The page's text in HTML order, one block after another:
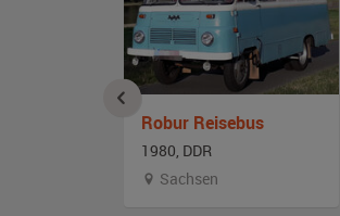
Robur Reisebus
1980, DDR
Sachsen